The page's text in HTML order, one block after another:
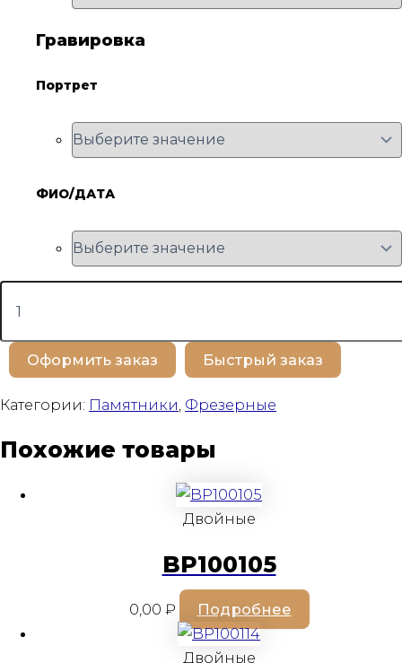
Гравировка
Портрет
ФИО/ДАТА
Количество
товара
Оформить заказ Быстрый заказ
Категории: Памятники Фрезерные
Похожие товары
Двойные
BP100105
0,00 ₽ Подробнее
Двойные